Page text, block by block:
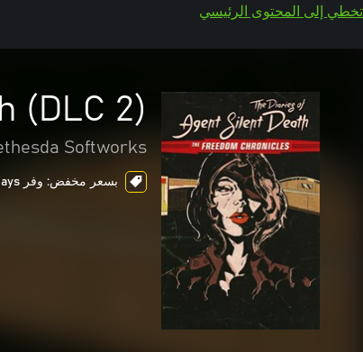
تخطي إلى المحتوى الرئيسي
(DLC 2)
Softworks
بسعر مخفض: وفر USD$6.30، ends in 5 days